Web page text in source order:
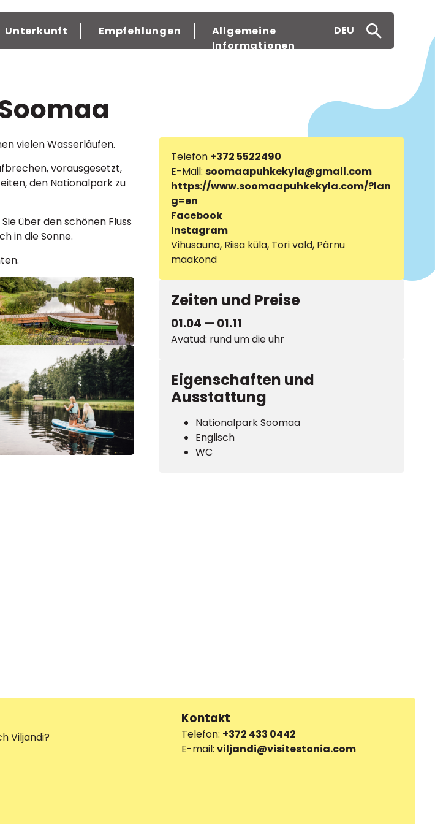
Unterkunft Empfehlungen
Allgemeine
Informationen
DEU
vielen Wasserläufen.
vorausgesetzt,
den Nationalpark zu
über den schönen Fluss
in die Sonne.
Telefon +372 5522490
E-Mail: soomaapuhkekyla@gmail.com
https://www.soomaapuhkekyla.com/?lan
g=en
Facebook
Instagram
Vihusauna, Riisa küla, Tori vald, Pärnu
maakond
Zeiten und Preise
01.04 — 01.11
Avatud: rund um die uhr
Eigenschaften und
Ausstattung
Nationalpark Soomaa
Englisch
WC
Viljandi?
Kontakt
Telefon: +372 433 0442
E-mail: viljandi@visitestonia.com